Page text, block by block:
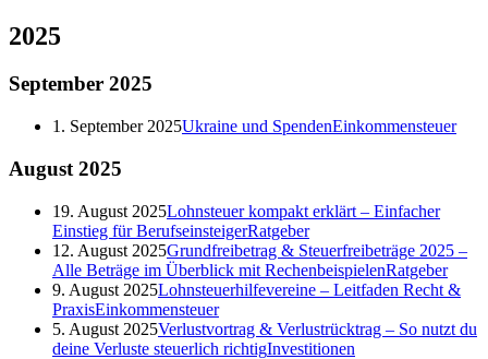
2025
September 2025
1. September 2025Ukraine und SpendenEinkommensteuer
August 2025
19. August 2025Lohnsteuer kompakt erklärt – Einfacher
Einstieg für BerufseinsteigerRatgeber
12. August 2025Grundfreibetrag & Steuerfreibeträge 2025 –
Alle Beträge im Überblick mit RechenbeispielenRatgeber
9. August 2025Lohnsteuerhilfevereine – Leitfaden Recht &
PraxisEinkommensteuer
5. August 2025Verlustvortrag & Verlustrücktrag – So nutzt du
deine Verluste steuerlich richtigInvestitionen